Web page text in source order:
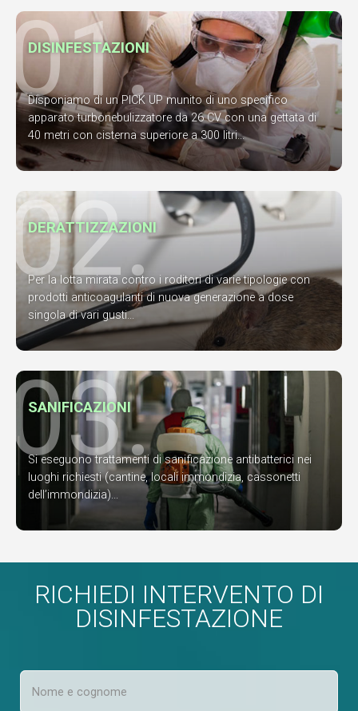
01.
DISINFESTAZIONI
Disponiamo di un PICK UP munito di uno specifico
apparato turbonebulizzatore da 26 CV con una gettata di
40 metri con cisterna superiore a 300 litri...
02.
DERATTIZZAZIONI
Per la lotta mirata contro i roditori di varie tipologie con
prodotti anticoagulanti di nuova generazione a dose
singola di vari gusti...
03.
SANIFICAZIONI
Si eseguono trattamenti di sanificazione antibatterici nei
luoghi richiesti (cantine, locali immondizia, cassonetti
dell’immondizia)...
RICHIEDI INTERVENTO DI
DISINFESTAZIONE